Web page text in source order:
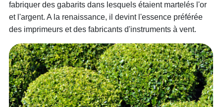
fabriquer des gabarits dans lesquels étaient martelés l'or
et l'argent. A la renaissance, il devint l'essence préférée
des imprimeurs et des fabricants d'instruments à vent.